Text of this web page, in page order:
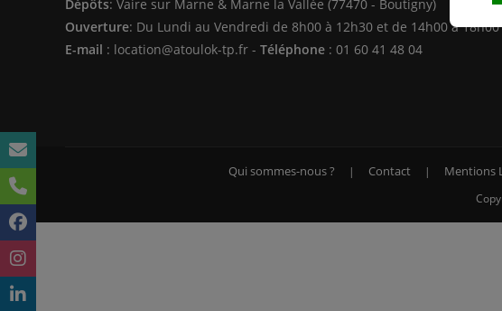
nouvel
onglet
nouvel
onglet
nouvel
onglet
Dépôts: Vaire sur Marne & Marne la Vallée (77470 - Boutigny)
Ouverture: Du Lundi au Vendredi de 8h00 à 12h30 et de 14h00 à 18h00
E-mail : location@atoulok-tp.fr - Téléphone : 01 60 41 48 04
Qui sommes-nous ? Contact Mentions